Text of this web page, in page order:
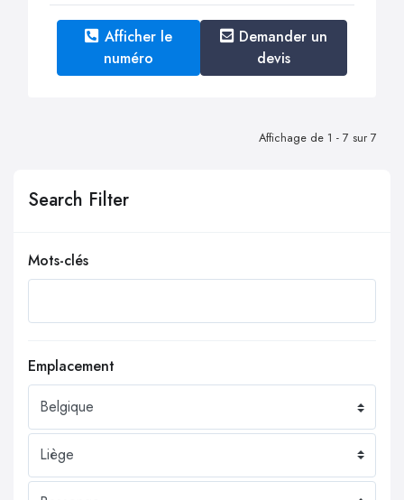
Search Filter
Mots-clés
Emplacement
Afficher le
numéro
Demander un
devis
Affichage de 1 - 7 sur 7